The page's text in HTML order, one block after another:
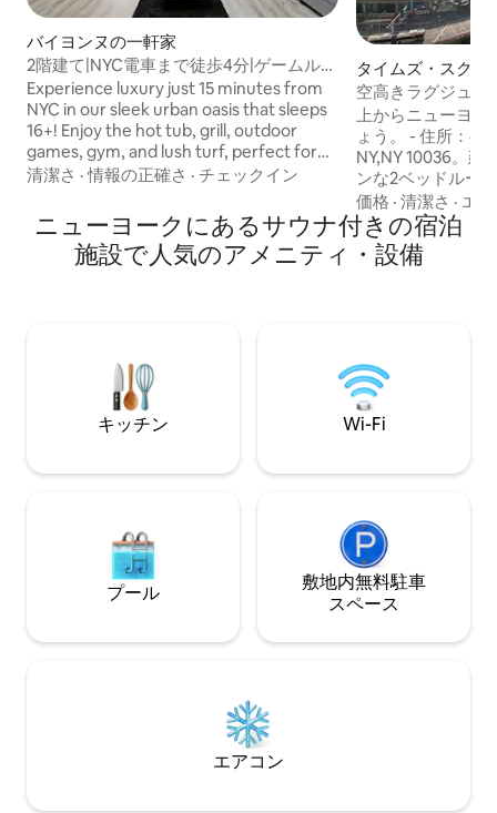
バイヨンヌの一軒家
2階建て|NYC電車まで徒歩4分|ゲームルー
ム|ホットタブ＋サウナ
Experience luxury just 15 minutes from
NYC in our sleek urban oasis that sleeps
16+! Enjoy the hot tub, grill, outdoor
games, gym, and lush turf, perfect for
large groups. We're centrally located:
Newark Airport (15 mins), MetLife
Stadium (20 mins), and Manhattan (25
mins or 15 without traffic). Hudson
清潔さ ·情報の正確さ · チェックイン
タイムズ・スクエ
ョン・アパート
空高きラグジュア
ルームのサンク
上からニューヨー
ょう。 - 住所：450 W 42ND STREET,
NY,NY 10036。建物名
ンな2ベッドルー
徴的なスカイライ
アートを楽しめる
備わっています。 - クォーツアイラン
ド、ランドリー
ルジュと世界クラ
（ジム、プール、
ご利用いただけま
価格 ·清潔さ · エ
ニューヨークにあるサウナ付きの宿泊
施設で人気のアメニティ・設備
キッチン Wi-Fi
プール
敷地内無料駐⁠車
ス⁠ペ⁠ー⁠ス
エアコン